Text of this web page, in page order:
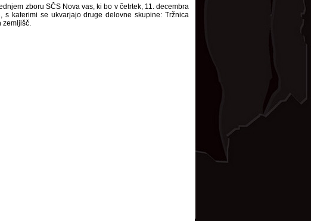
zboru SČS Nova vas, ki bo v četrtek, 11. decembra
katerimi se ukvarjajo druge delovne skupine: Tržnica
zemljišč.